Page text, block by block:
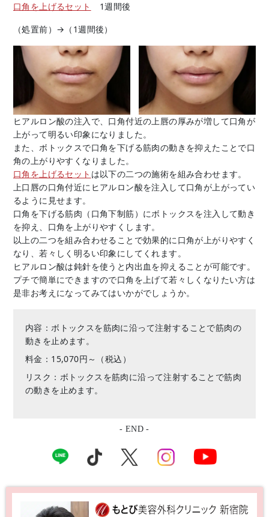
口角を上げるセット
1週間後
（処置前）→（1週間後）
ヒアルロン酸の注入で、口角付近の上唇の厚みが増して口角が
上がって明るい印象になりました。
また、ボトックスで口角を下げる筋肉の動きを抑えたことで口
角の上がりやすくなりました。
口角を上げるセット は以下の二つの施術を組み合わせます。
上口唇の口角付近にヒアルロン酸を注入して口角が上がってい
るように見せます。
口角を下げる筋肉（口角下制筋）にボトックスを注入して動き
を抑え、口角を上がりやすくします。
以上の二つを組み合わせることで効果的に口角が上がりやすく
なり、若々しく明るい印象にしてくれます。
ヒアルロン酸は鈍針を使うと内出血を抑えることが可能です。
プチで簡単にできますので口角を上げて若々しくなりたい方は
是非お考えになってみてはいかがでしょうか。
内容：ボトックスを筋肉に沿って注射することで筋肉の
動きを止めます。
料金：15,070円～（税込）
リスク：ボトックスを筋肉に沿って注射することで筋肉
の動きを止めます。
- END -